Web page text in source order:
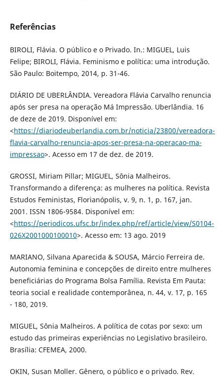
Referências
BIROLI, Flávia. O público e o Privado. In.: MIGUEL, Luis
Felipe; BIROLI, Flávia. Feminismo e política: uma introdução.
São Paulo: Boitempo, 2014, p. 31-46.
DIÁRIO DE UBERLÂNDIA. Vereadora Flávia Carvalho renuncia
após ser presa na operação Má Impressão. Uberlândia. 16
de deze de 2019. Disponível em:
<https://diariodeuberlandia.com.br/noticia/23800/vereadora-
flavia-carvalho-renuncia-apos-ser-presa-na-operacao-ma-
impressao>. Acesso em 17 de dez. de 2019.
GROSSI, Miriam Pillar; MIGUEL, Sônia Malheiros.
Transformando a diferença: as mulheres na política. Revista
Estudos Feministas, Florianópolis, v. 9, n. 1, p. 167, jan.
2001. ISSN 1806-9584. Disponível em:
<https://periodicos.ufsc.br/index.php/ref/article/view/S0104-
026X2001000100010>. Acesso em: 13 ago. 2019
MARIANO, Silvana Aparecida & SOUSA, Márcio Ferreira de.
Autonomia feminina e concepções de direito entre mulheres
beneficiárias do Programa Bolsa Família. Revista Em Pauta:
teoria social e realidade contemporânea, n. 44, v. 17, p. 165
- 180, 2019.
MIGUEL, Sônia Malheiros. A política de cotas por sexo: um
estudo das primeiras experiências no Legislativo brasileiro.
Brasília: CFEMEA, 2000.
OKIN, Susan Moller. Gênero, o público e o privado. Rev.